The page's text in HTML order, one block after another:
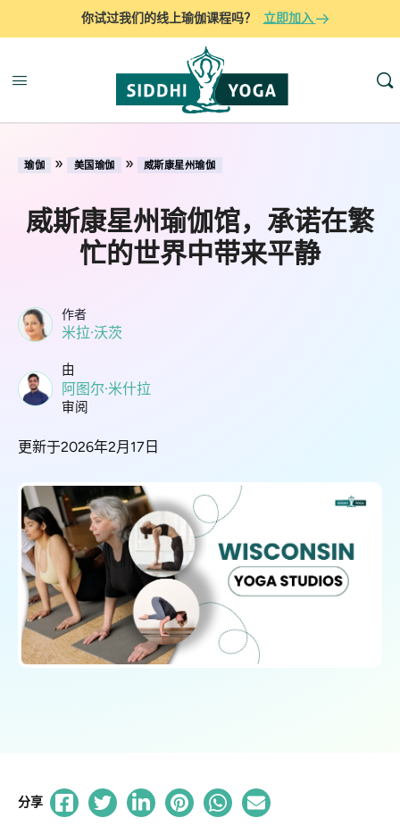
你试过我们的线上瑜伽课程吗？ 立即加入
瑜伽 » 美国瑜伽 » 威斯康星州瑜伽
威斯康星州瑜伽馆，承诺在繁
忙的世界中带来平静
作者
米拉·沃茨
由
阿图尔·米什拉
审阅
更新于2026年2月17日
分享